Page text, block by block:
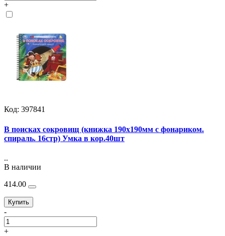
+
Код: 397841
В поисках сокровищ (книжка 190х190мм с фонариком.
спираль. 16стр) Умка в кор.40шт
..
В наличии
414.00
Купить
-
+